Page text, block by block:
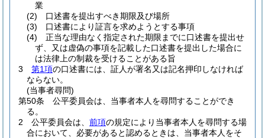
業
(2)
口述書を提出すべき期限及び場所
(3)
口述書により証言を求めようとする事項
(4)
正当な理由なく指定された期限までに口述書を提出せ
ず、又は虚偽の事項を記載した口述書を提出した場合に
は法律上の制裁を受けることがある旨
3
第1項の口述書には、証人が署名又は記名押印しなければ
ならない。
(当事者尋問)
第50条
公平委員会は、当事者本人を尋問することができ
る。
2
公平委員会は、 前項の規定により当事者本人を尋問する場
合において、必要があると認めるときは、当事者本人をそ